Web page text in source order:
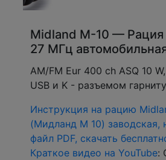
Midland M-10 —
27 МГц
AM/FM Eur 400 ch ASQ 10
USB и K - разъемом
Инструкция на рацию
(Мидланд М 10) заводская,
файл PDF, скачать
Краткое видео на YouTube: